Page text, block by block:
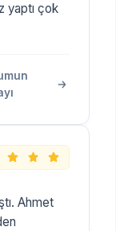
yaptı çok
Ahmet